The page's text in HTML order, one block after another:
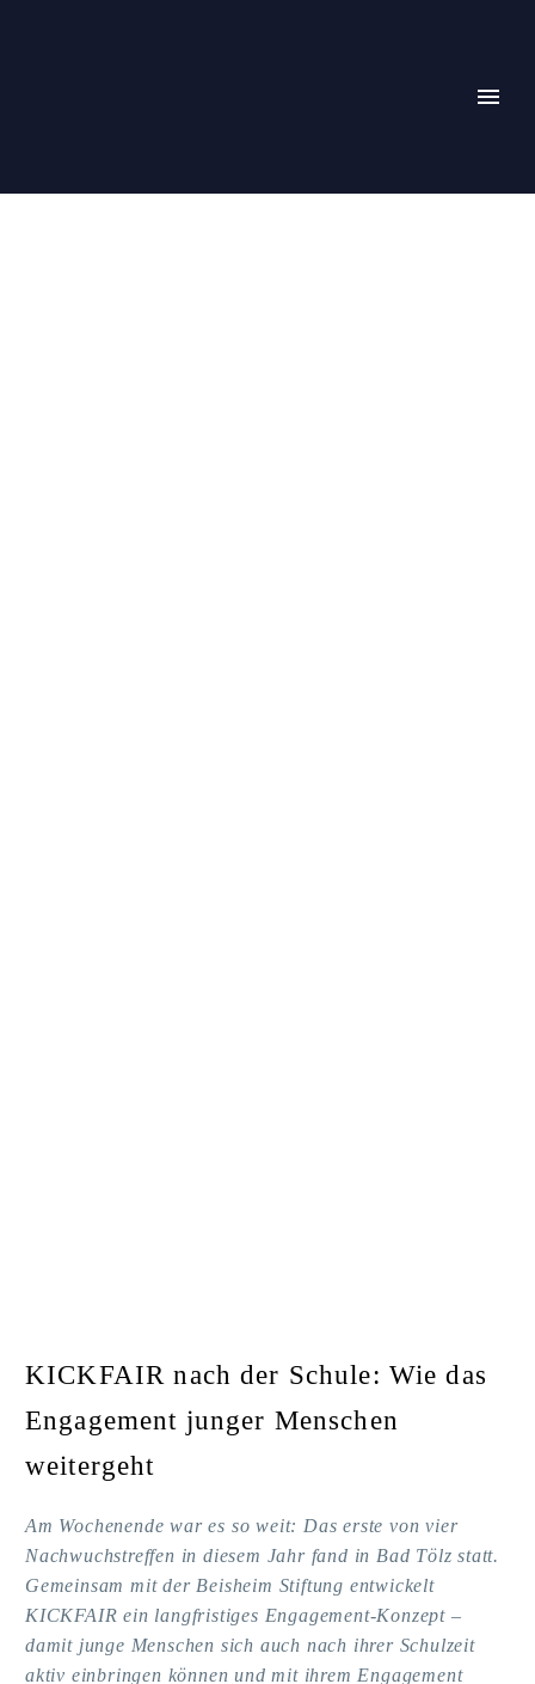
KICKFAIR nach der Schule: Wie das
Engagement junger Menschen
weitergeht
Am Wochenende war es so weit: Das erste von vier
Nachwuchstreffen in diesem Jahr fand in Bad Tölz statt.
Gemeinsam mit der Beisheim Stiftung entwickelt
KICKFAIR ein langfristiges Engagement-Konzept –
damit junge Menschen sich auch nach ihrer Schulzeit
aktiv einbringen können und mit ihrem Engagement